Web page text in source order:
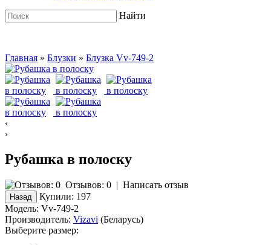
Найти
Главная » Блузки » Блузка Vv-749-2
‹
›
Рубашка в полоску
Отзывов: 0 | Написать отзыв
Купили: 197
Модель: Vv-749-2
Производитель: Vizavi (Беларусь)
Выберите размер: